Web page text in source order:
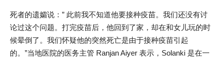
死者的遗孀说：” 此前我不知道他要接种疫苗。我们还没有讨
论过这个问题。打完疫苗后，他回到了家，却在和女儿玩的时
候晕倒了。我们怀疑他的突然死亡是由于接种疫苗引起
的。”当地医院的医务主管 Ranjan Aiyer 表示，Solanki 是在一